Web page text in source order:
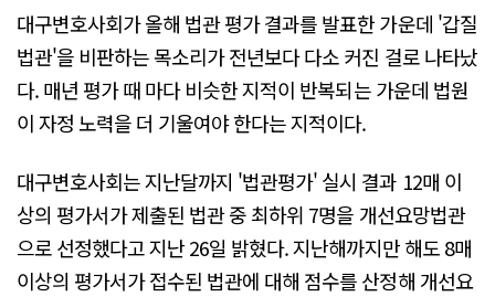
대구변호사회가 올해 법관 평가 결과를 발표한 가운데 '갑질
법관'을 비판하는 목소리가 전년보다 다소 커진 걸로 나타났
다. 매년 평가 때 마다 비슷한 지적이 반복되는 가운데 법원
이 자정 노력을 더 기울여야 한다는 지적이다.
대구변호사회는 지난달까지 '법관평가' 실시 결과 12매 이
상의 평가서가 제출된 법관 중 최하위 7명을 개선요망법관
으로 선정했다고 지난 26일 밝혔다. 지난해까지만 해도 8매
이상의 평가서가 접수된 법관에 대해 점수를 산정해 개선요